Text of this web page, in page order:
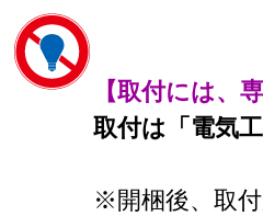
【取付には、
取付は「電気
※開梱後、取